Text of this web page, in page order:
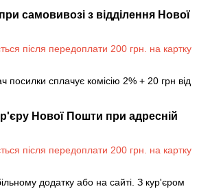
самовивозі з відділення Нової
після передоплати 200 грн. на картку
посилки сплачує комісію 2% + 20 грн від
Нової Пошти при адресній
після передоплати 200 грн. на картку
додатку або на сайті. З кур'єром